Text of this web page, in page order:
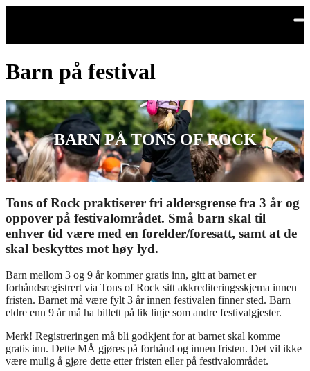
Barn på festival
BARN PÅ TONS OF ROCK
Tons of Rock praktiserer fri aldersgrense fra 3 år og
oppover på festivalområdet. Små barn skal til
enhver tid være med en forelder/foresatt, samt at de
skal beskyttes mot høy lyd.
Barn mellom 3 og 9 år kommer gratis inn, gitt at barnet er
forhåndsregistrert via Tons of Rock sitt akkrediteringsskjema innen
fristen. Barnet må være fylt 3 år innen festivalen finner sted. Barn
eldre enn 9 år må ha billett på lik linje som andre festivalgjester.
Merk! Registreringen må bli godkjent for at barnet skal komme
gratis inn. Dette MÅ gjøres på forhånd og innen fristen. Det vil ikke
være mulig å gjøre dette etter fristen eller på festivalområdet.